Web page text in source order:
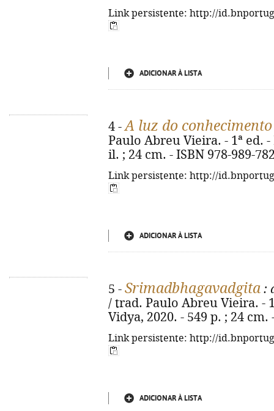
Link persistente: http://
ADICIONAR À LISTA
4 -A luz do conhecimento
Paulo Abreu Vieira. - 1ª ed.
il. ; 24 cm. - ISBN 978-989-
Link persistente: http://
ADICIONAR À LISTA
5 - Srimadbhagavadgita :
/ trad. Paulo Abreu Vieira. -
Vidya, 2020. - 549 p. ; 24 cm.
Link persistente: http://
ADICIONAR À LISTA